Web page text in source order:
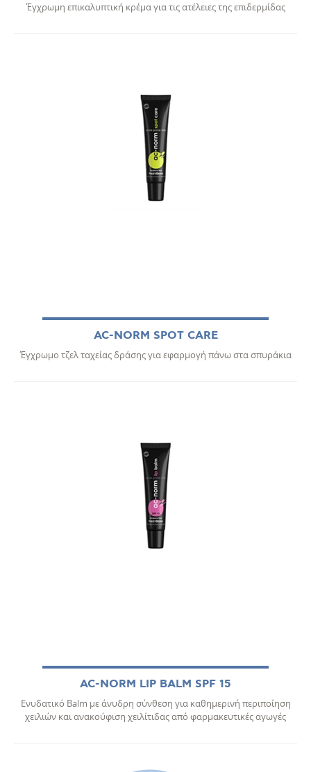
Έγχρωμη επικαλυπτική κρέμα για τις ατέλειες της επιδερμίδας
AC-NORM SPOT CARE
Έγχρωμο τζελ ταχείας δράσης για εφαρμογή πάνω στα σπυράκια
AC-NORM LIP BALM SPF 15
Ενυδατικό Balm με άνυδρη σύνθεση για καθημερινή περιποίηση
χειλιών και ανακούφιση χειλίτιδας από φαρμακευτικές αγωγές